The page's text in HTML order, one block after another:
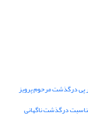
درگذشت مرحوم پرویز
درگذشت ناگهانی